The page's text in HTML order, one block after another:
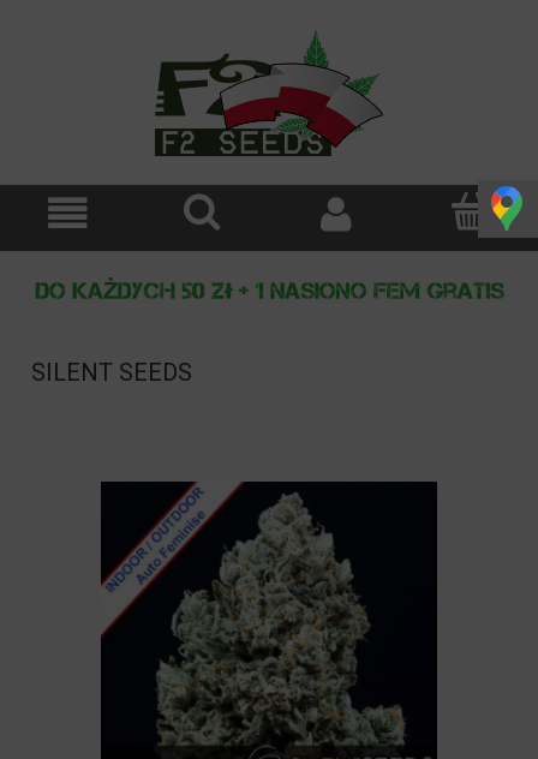
SILENT SEEDS